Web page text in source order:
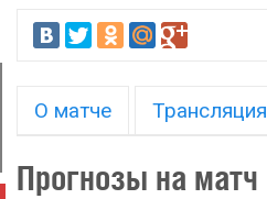
О матче Трансляция
Прогнозы на матч